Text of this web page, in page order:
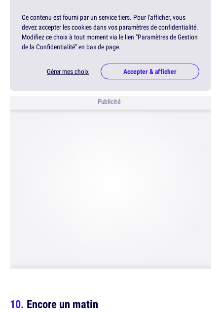
Ce contenu est fourni par un service tiers. Pour l'afficher, vous
devez accepter les cookies dans vos paramètres de confidentialité.
Modifiez ce choix à tout moment via le lien "Paramètres de Gestion
de la Confidentialité" en bas de page.
Gérer mes choix Accepter & afficher
Publicité
Encore un matin